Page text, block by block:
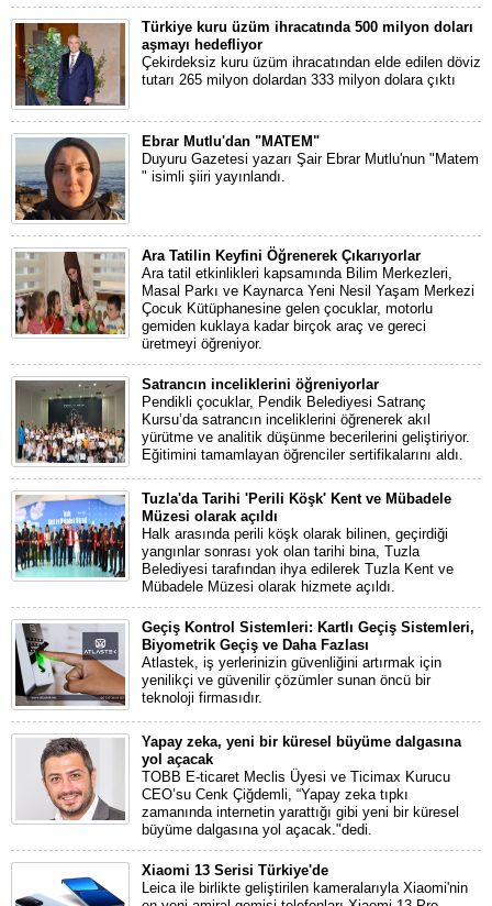
Türkiye kuru üzüm ihracatında 500 milyon doları
aşmayı hedefliyor
Çekirdeksiz kuru üzüm ihracatından elde edilen döviz
tutarı 265 milyon dolardan 333 milyon dolara çıktı
Ebrar Mutlu'dan "MATEM"
Duyuru Gazetesi yazarı Şair Ebrar Mutlu'nun "Matem
" isimli şiiri yayınlandı.
Ara Tatilin Keyfini Öğrenerek Çıkarıyorlar
Ara tatil etkinlikleri kapsamında Bilim Merkezleri,
Masal Parkı ve Kaynarca Yeni Nesil Yaşam Merkezi
Çocuk Kütüphanesine gelen çocuklar, motorlu
gemiden kuklaya kadar birçok araç ve gereci
üretmeyi öğreniyor.
Satrancın inceliklerini öğreniyorlar
Pendikli çocuklar, Pendik Belediyesi Satranç
Kursu’da satrancın inceliklerini öğrenerek akıl
yürütme ve analitik düşünme becerilerini geliştiriyor.
Eğitimini tamamlayan öğrenciler sertifikalarını aldı.
Tuzla'da Tarihi 'Perili Köşk' Kent ve Mübadele
Müzesi olarak açıldı
Halk arasında perili köşk olarak bilinen, geçirdiği
yangınlar sonrası yok olan tarihi bina, Tuzla
Belediyesi tarafından ihya edilerek Tuzla Kent ve
Mübadele Müzesi olarak hizmete açıldı.
Geçiş Kontrol Sistemleri: Kartlı Geçiş Sistemleri,
Biyometrik Geçiş ve Daha Fazlası
Atlastek, iş yerlerinizin güvenliğini artırmak için
yenilikçi ve güvenilir çözümler sunan öncü bir
teknoloji firmasıdır.
Yapay zeka, yeni bir küresel büyüme dalgasına
yol açacak
TOBB E-ticaret Meclis Üyesi ve Ticimax Kurucu
CEO’su Cenk Çiğdemli, “Yapay zeka tıpkı
zamanında internetin yarattığı gibi yeni bir küresel
büyüme dalgasına yol açacak."dedi.
Xiaomi 13 Serisi Türkiye'de
Leica ile birlikte geliştirilen kameralarıyla Xiaomi'nin